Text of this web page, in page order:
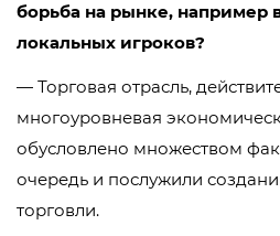
борьба на рынке, например
локальных игроков?
— Торговая отрасль,
многоуровневая
обусловлено множеством
очередь и послужили
торговли.